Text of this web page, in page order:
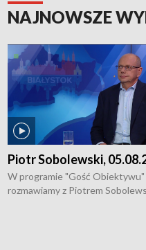
NAJNOWSZE
Piotr Sobolewski,
W programie "Gość Obiektywu"
rozmawiamy z Piotrem